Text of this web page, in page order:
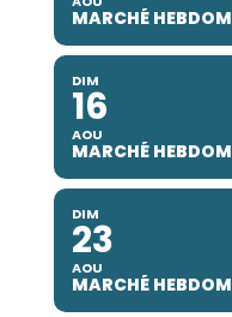
MARCHÉ
DIM
16
AOU
MARCHÉ
DIM
23
AOU
MARCHÉ